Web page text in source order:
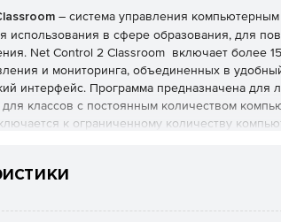
– система управления
использования в сфере образования, для
Net Control 2 Classroom включает более
и мониторинга, объединенных в
интерфейс. Программа предназначена для
для классов с постоянным количеством
к ограниченному количеству